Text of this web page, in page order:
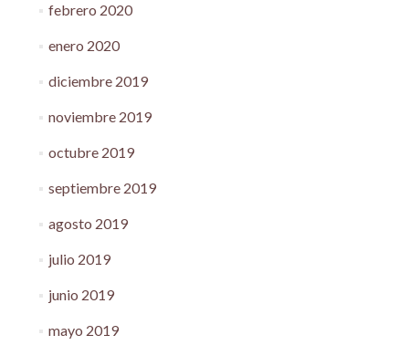
febrero 2020
enero 2020
diciembre 2019
noviembre 2019
octubre 2019
septiembre 2019
agosto 2019
julio 2019
junio 2019
mayo 2019